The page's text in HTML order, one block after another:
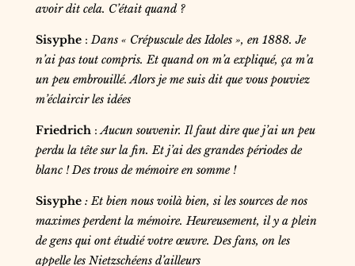
avoir dit cela. C’était quand ?
Sisyphe:Dans « Crépuscule des Idoles », en 1888. Je
n’ai pas tout compris. Et quand on m’a expliqué, ça m’a
un peu embrouillé. Alors je me suis dit que vous pouviez
m’éclaircir les idées
Friedrich :Aucun souvenir. Il faut dire que j’ai un peu
perdu la tête sur la fin. Et j’ai des grandes périodes de
blanc ! Des trous de mémoire en somme !
Sisyphe : Et bien nous voilà bien, si les sources de nos
maximes perdent la mémoire. Heureusement, il y a plein
de gens qui ont étudié votre œuvre. Des fans, on les
appelle les Nietzschéens d’ailleurs